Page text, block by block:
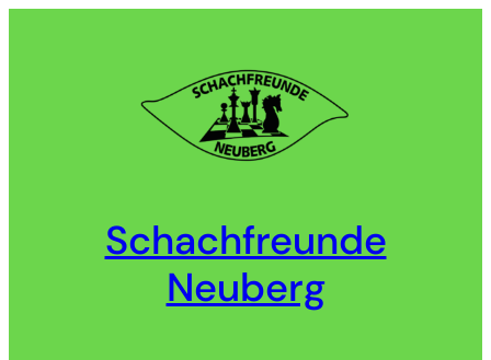
Schachfreunde
Neuberg